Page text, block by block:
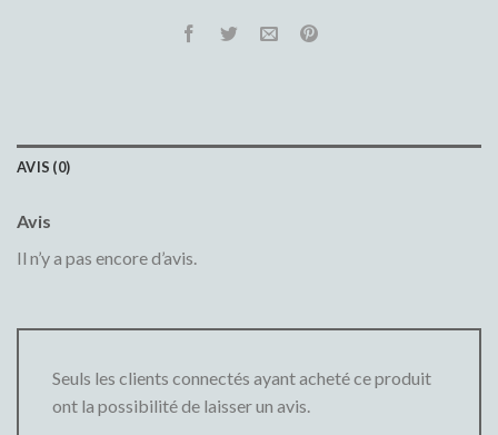
AVIS (0)
Avis
Il n’y a pas encore d’avis.
Seuls les clients connectés ayant acheté ce produit
ont la possibilité de laisser un avis.